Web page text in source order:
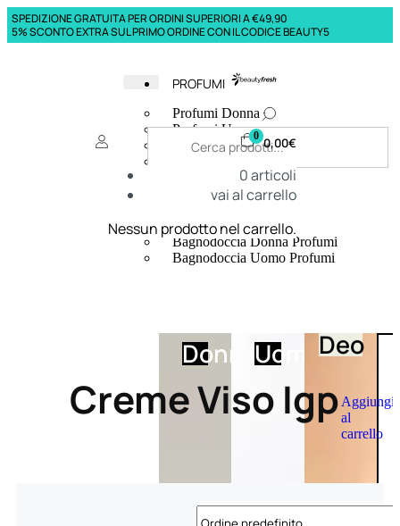
SPEDIZIONE GRATUITA PER ORDINI SUPERIORI A €49,90
5% SCONTO EXTRA SUL PRIMO ORDINE CON IL CODICE BEAUTY5
PROFUMI
Profumi Donna
Profumi Uomo
Deodoranti Donna
Corpo Donna
Corpo Uomo
Creme Mani
Bagnodoccia Donna Profumi
Bagnodoccia Uomo Profumi
DonnaUomoDeo
Aggiungi
al
carrello
0 0,00€
0articoli
vai al carrello
Nessun prodotto nel carrello.
Creme Viso Igp